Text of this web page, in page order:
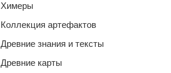
Химеры
Коллекция артефактов
Древние знания и тексты
Древние карты